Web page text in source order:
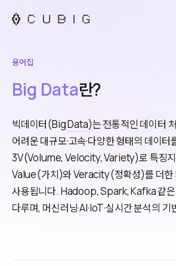
용어집
Big Data란?
빅데이터(BigData)는 전통적인 데이터
어려운 대규모·고속·다양한 형태의 데이터
3V(Volume, Velocity, Variety)로 특징
Value(가치)와 Veracity(정확성)를 더한
사용됩니다. Hadoop, Spark, Kafka 같은
다루며, 머신러닝·AI·IoT·실시간 분석의 기